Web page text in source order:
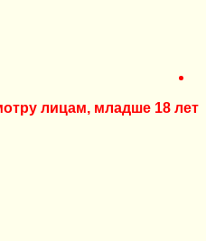
лицам, младше 18 лет